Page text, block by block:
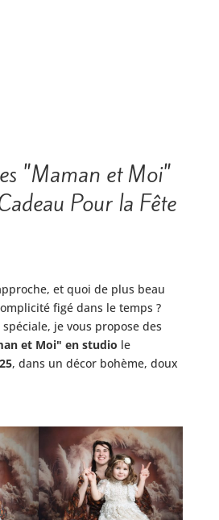
"Maman et Moi"
Pour la Fête
et quoi de plus beau
figé dans le temps ?
je vous propose des
et Moi" en studio le
, dans un décor bohème, doux